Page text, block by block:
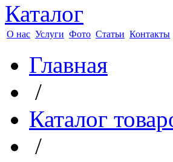
Каталог
О нас Услуги Фото Статьи Контакты
Главная
/
Каталог
/